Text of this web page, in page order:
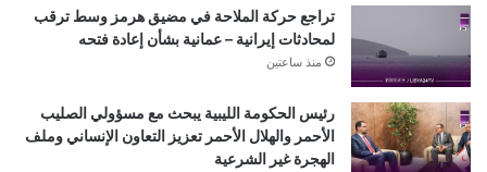
تراجع حركة الملاحة في مضيق هرمز وسط ترقب
لمحادثات إيرانية – عمانية بشأن إعادة فتحه
منذ ساعتين
رئيس الحكومة الليبية يبحث مع مسؤولي الصليب
الأحمر والهلال الأحمر تعزيز التعاون الإنساني وملف
الهجرة غير الشرعية